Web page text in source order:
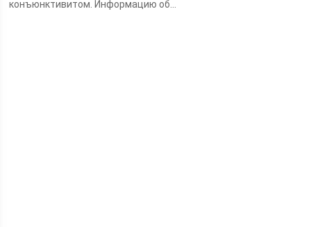
конъюнктивитом. Информацию об...